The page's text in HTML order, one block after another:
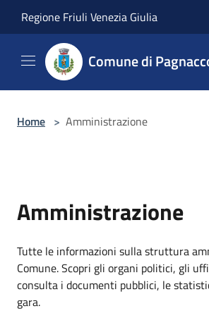
Regione Friuli Venezia Giulia
Comune di
Home > Amministrazione
Amministrazione
Tutte le informazioni sulla struttura
Comune. Scopri gli organi politici, gli
consulta i documenti pubblici, le
gara.